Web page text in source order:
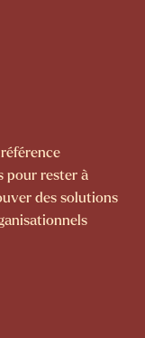
pour rester à
des solutions